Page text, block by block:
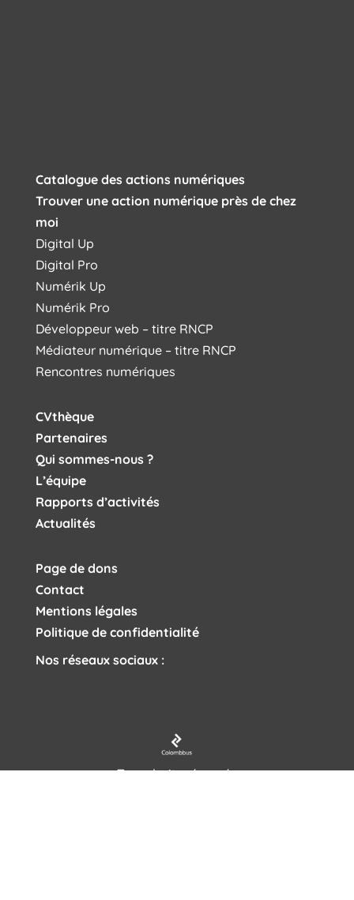
Catalogue des actions numériques
Trouver une action numérique près de chez
moi
Digital Up
Digital Pro
Numérik Up
Numérik Pro
Développeur web – titre RNCP
Médiateur numérique – titre RNCP
Rencontres numériques
CVthèque
Partenaires
Qui sommes-nous ?
L’équipe
Rapports d’activités
Actualités
Page de dons
Contact
Mentions légales
Politique de confidentialité
Nos réseaux sociaux :
Tous droits réservés